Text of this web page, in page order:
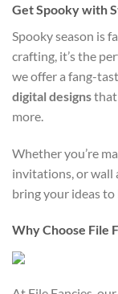
Get Spooky with
Spooky season is
crafting, it’s the
we offer a fang-
digital designsthat
more.
Whether you’re
invitations, or wall
bring your ideas to
Why Choose File